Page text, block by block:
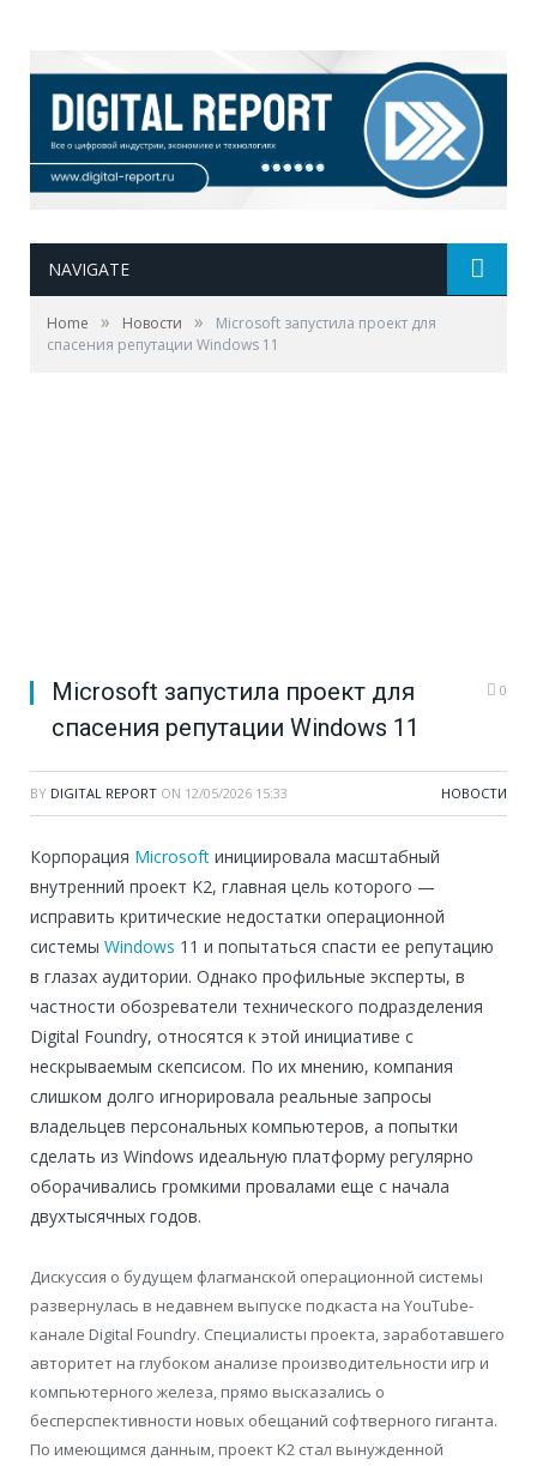
NAVIGATE
Home » Новости »
Microsoft запустила проект для
спасения репутации Windows 11
Microsoft запустила проект для
спасения репутации Windows 11
0
BY DIGITAL REPORT ON 12/05/2026 15:33 НОВОСТИ
Корпорация Microsoft инициировала масштабный
внутренний проект K2, главная цель которого —
исправить критические недостатки операционной
системы Windows 11 и попытаться спасти ее репутацию
в глазах аудитории. Однако профильные эксперты, в
частности обозреватели технического подразделения
Digital Foundry, относятся к этой инициативе с
нескрываемым скепсисом. По их мнению, компания
слишком долго игнорировала реальные запросы
владельцев персональных компьютеров, а попытки
сделать из Windows идеальную платформу регулярно
оборачивались громкими провалами еще с начала
двухтысячных годов.
Дискуссия о будущем флагманской операционной системы
развернулась в недавнем выпуске подкаста на YouTube-
канале Digital Foundry. Специалисты проекта, заработавшего
авторитет на глубоком анализе производительности игр и
компьютерного железа, прямо высказались о
бесперспективности новых обещаний софтверного гиганта.
По имеющимся данным, проект K2 стал вынужденной